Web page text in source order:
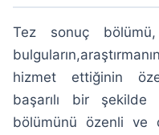
Tez sonuç
hizmet ettiğinin
başarılı bir şekilde
bölümünü özenli ve